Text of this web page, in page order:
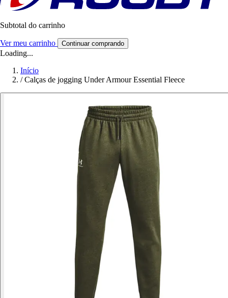
Subtotal do carrinho
Ver meu carrinho Continuar comprando
Loading...
Início
/ Calças de jogging Under Armour Essential Fleece